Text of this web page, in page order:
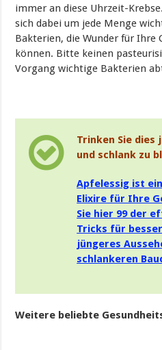
immer an diese Uhrzeit-
sich dabei um jede Menge
Bakterien, die Wunder für Ihre
können. Bitte keinen
Vorgang wichtige Bakterien
Trinken Sie dies
und schlank zu
Apfelessig ist
Elixire für Ihre
Sie hier 99 der
Tricks für
jüngeres
schlankeren
Weitere beliebte